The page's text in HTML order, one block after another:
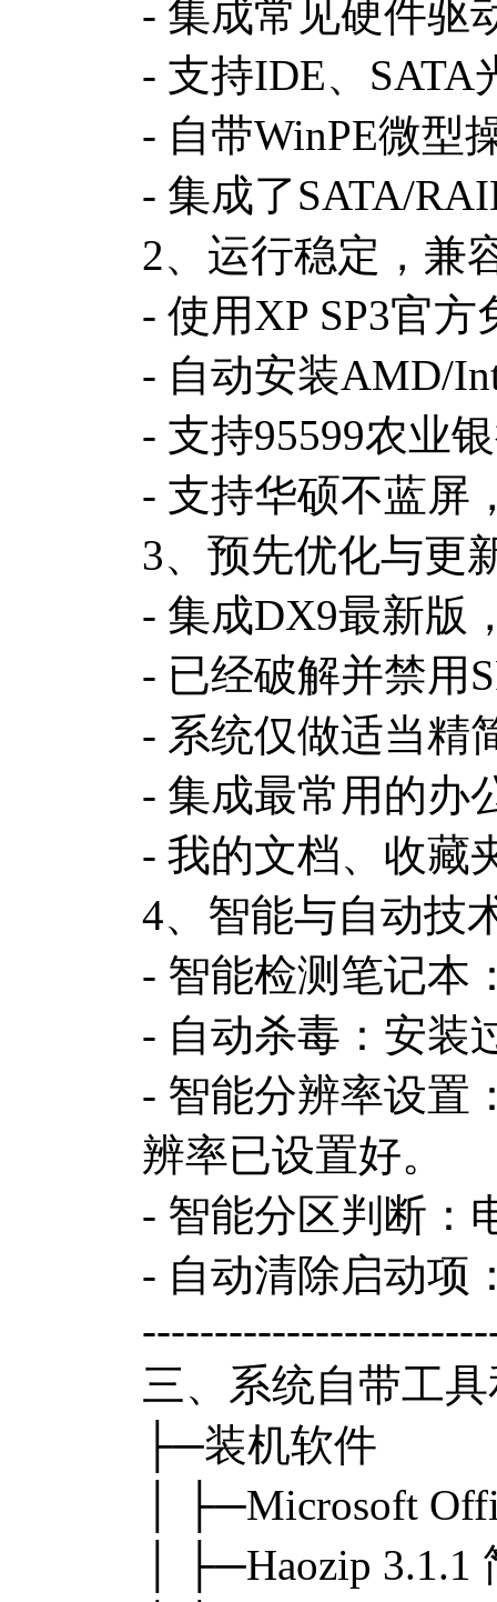
- 集成常见硬件驱
- 支持IDE、SATA
- 自带WinPE微型
- 集成了SATA/
2、运行稳定，兼
- 使用XP SP3官
- 自动安装AMD/
- 支持95599农业
- 支持华硕不蓝屏
3、预先优化与更
- 集成DX9最新版
- 已经破解并禁用
- 系统仅做适当精
- 集成最常用的办
- 我的文档、收藏
4、智能与自动技
- 智能检测笔记本
- 自动杀毒：安装
- 智能分辨率设置
辨率已设置好。
- 智能分区判断：
- 自动清除启动项
三、系统自带工
├─装机软件
│ ├─Microsoft
│ ├─Haozip